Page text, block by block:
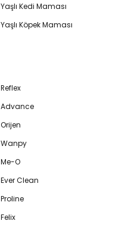
Yaşlı Kedi Maması
Yaşlı Köpek Maması
Reflex
Advance
Orijen
Wanpy
Me-O
Ever Clean
Proline
Felix